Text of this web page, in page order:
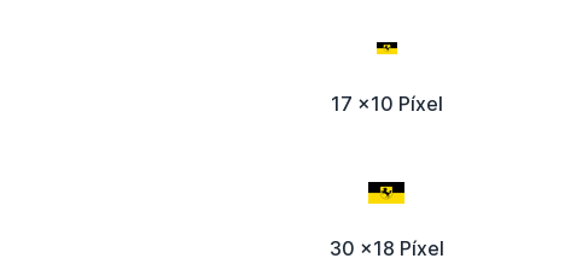
17 x10 Píxel
30 x18 Píxel